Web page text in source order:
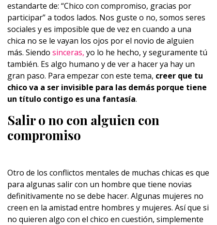
estandarte de: “Chico con compromiso, gracias por
participar” a todos lados. Nos guste o no, somos seres
sociales y es imposible que de vez en cuando a una
chica no se le vayan los ojos por el novio de alguien
más. Siendo sinceras, yo lo he hecho, y seguramente tú
también. Es algo humano y de ver a hacer ya hay un
gran paso. Para empezar con este tema, creer que tu
chico va a ser invisible para las demás porque tiene
un título contigo es una fantasía.
Salir o no con alguien con
compromiso
Otro de los conflictos mentales de muchas chicas es que
para algunas salir con un hombre que tiene novias
definitivamente no se debe hacer. Algunas mujeres no
creen en la amistad entre hombres y mujeres. Así que si
no quieren algo con el chico en cuestión, simplemente